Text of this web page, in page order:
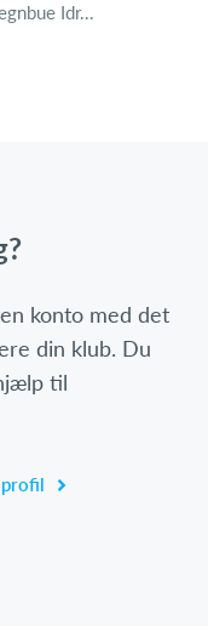
Idr...
konto med det
din klub. Du
til